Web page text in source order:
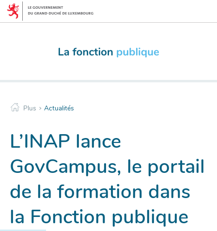
Menu
Aller
Plus > Actualités
L’INAP lance
GovCampus, le portail
de la formation dans
la Fonction publique